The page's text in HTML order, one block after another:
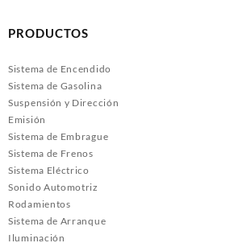
PRODUCTOS
Sistema de Encendido
Sistema de Gasolina
Suspensión y Dirección
Emisión
Sistema de Embrague
Sistema de Frenos
Sistema Eléctrico
Sonido Automotriz
Rodamientos
Sistema de Arranque
Iluminación